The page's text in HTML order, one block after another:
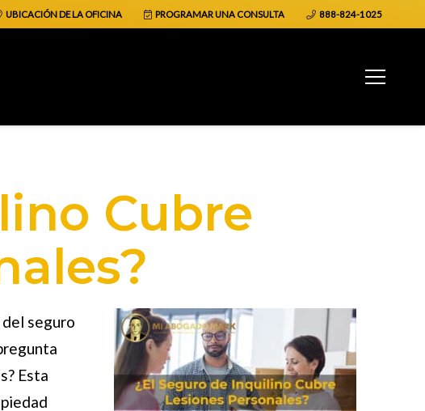
UBICACIÓN DE LA OFICINA PROGRAMAR UNA CONSULTA 888-824-1025
Cubre
seguro
Esta